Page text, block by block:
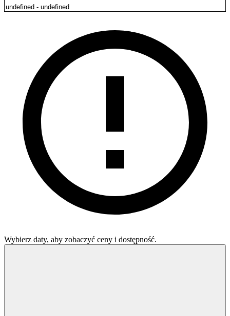
Wybierz daty, aby zobaczyć ceny i dostępność.